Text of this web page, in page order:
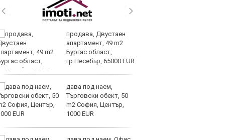
продава, Двустаен
апартамент, 49 m2
Бургас област,
гр.Несебър, 65000 EUR
дава под наем,
Търговски обект, 50
m2 София, Център,
1000 EUR